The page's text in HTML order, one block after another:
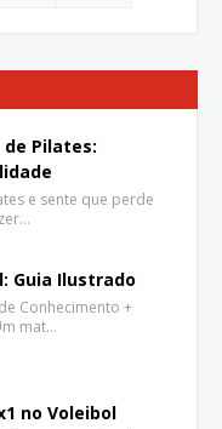
de Pilates:
e sente que perde
Guia Ilustrado
Conhecimento +
mat…
no Voleibol